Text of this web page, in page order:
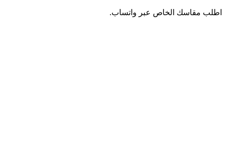
اطلب مقاسك الخاص عبر واتساب.